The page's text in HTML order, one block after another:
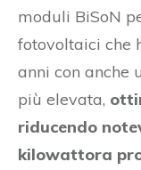
moduli BiSoN
fotovoltaici che
anni con anche
più elevata,
riducendo
kilowattora